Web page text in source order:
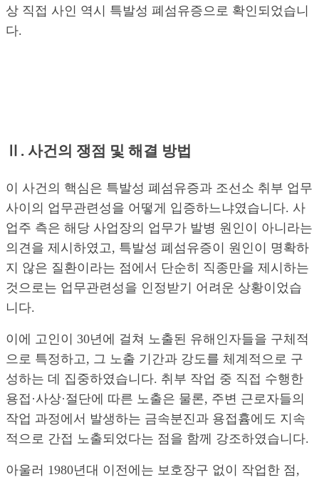
상 직접 사인 역시 특발성 폐섬유증으로 확인되었습니
다.
Ⅱ. 사건의 쟁점 및 해결 방법
이 사건의 핵심은 특발성 폐섬유증과 조선소 취부 업무
사이의 업무관련성을 어떻게 입증하느냐였습니다. 사
업주 측은 해당 사업장의 업무가 발병 원인이 아니라는
의견을 제시하였고, 특발성 폐섬유증이 원인이 명확하
지 않은 질환이라는 점에서 단순히 직종만을 제시하는
것으로는 업무관련성을 인정받기 어려운 상황이었습
니다.
이에 고인이 30년에 걸쳐 노출된 유해인자들을 구체적
으로 특정하고, 그 노출 기간과 강도를 체계적으로 구
성하는 데 집중하였습니다. 취부 작업 중 직접 수행한
용접·사상·절단에 따른 노출은 물론, 주변 근로자들의
작업 과정에서 발생하는 금속분진과 용접흄에도 지속
적으로 간접 노출되었다는 점을 함께 강조하였습니다.
아울러 1980년대 이전에는 보호장구 없이 작업한 점,